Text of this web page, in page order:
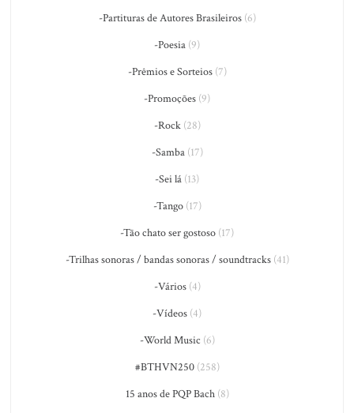
-Partituras de Autores Brasileiros(6)
-Poesia (9)
-Prêmios e Sorteios(7)
-Promoções (9)
-Rock(28)
-Samba(17)
-Sei lá (13)
-Tango(17)
-Tão chato ser gostoso (17)
-Trilhas sonoras / bandas sonoras / soundtracks(41)
-Vários(4)
-Vídeos (4)
-World Music (6)
#BTHVN250(258)
15 anos de PQP Bach(8)